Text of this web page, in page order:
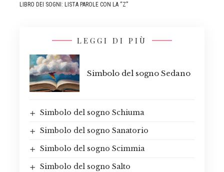
LIBRO DEI SOGNI: LISTA PAROLE CON LA “Z”
LEGGI DI PIÙ
Simbolo del sogno Sedano
Simbolo del sogno Schiuma
Simbolo del sogno Sanatorio
Simbolo del sogno Scimmia
Simbolo del sogno Salto